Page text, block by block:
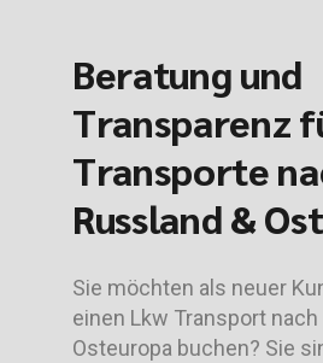
Beratung und
Transparenz
Transporte
Russland &
Sie möchten als neuer
einen Lkw Transport
Osteuropa buchen? Sie